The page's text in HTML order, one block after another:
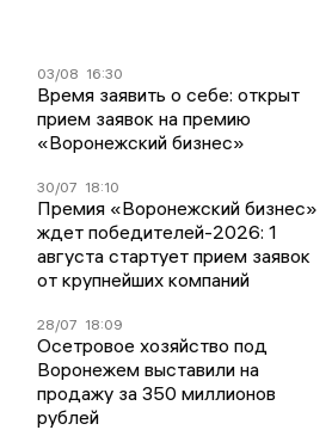
03/08 16:30
Время заявить о себе: открыт
прием заявок на премию
«Воронежский бизнес»
30/07 18:10
Премия «Воронежский бизнес»
ждет победителей-2026: 1
августа стартует прием заявок
от крупнейших компаний
28/07 18:09
Осетровое хозяйство под
Воронежем выставили на
продажу за 350 миллионов
рублей